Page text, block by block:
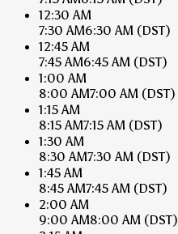
12:30 AM
7:30 AM6:30 AM (DST)
12:45 AM
7:45 AM6:45 AM (DST)
1:00 AM
8:00 AM7:00 AM (DST)
1:15 AM
8:15 AM7:15 AM (DST)
1:30 AM
8:30 AM7:30 AM (DST)
1:45 AM
8:45 AM7:45 AM (DST)
2:00 AM
9:00 AM8:00 AM (DST)